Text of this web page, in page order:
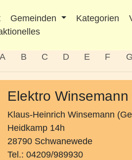
Gemeinden Kategorien
A B C D E F G
Elektro
Klaus-Heinrich Winsemann
Heidkamp 14h
28790 Schwanewede
Tel.: 04209/989930